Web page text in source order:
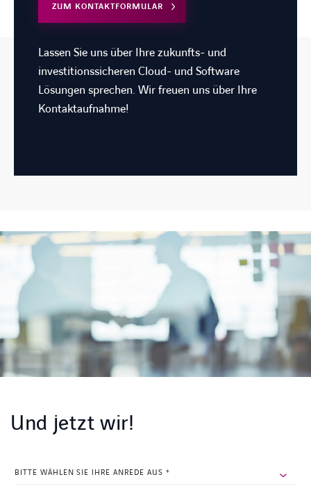
ZUM KONTAKTFORMULAR
Lassen Sie uns über Ihre zukunfts- und
investitionssicheren Cloud- und Software
Lösungen sprechen. Wir freuen uns über Ihre
Kontaktaufnahme!
Und jetzt wir!
INSTAGRAM